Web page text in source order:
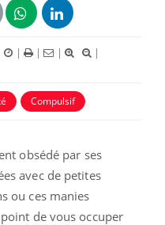
| | |
|
Compulsif
obsédé par ses
avec de petites
ou ces manies
de vous occuper